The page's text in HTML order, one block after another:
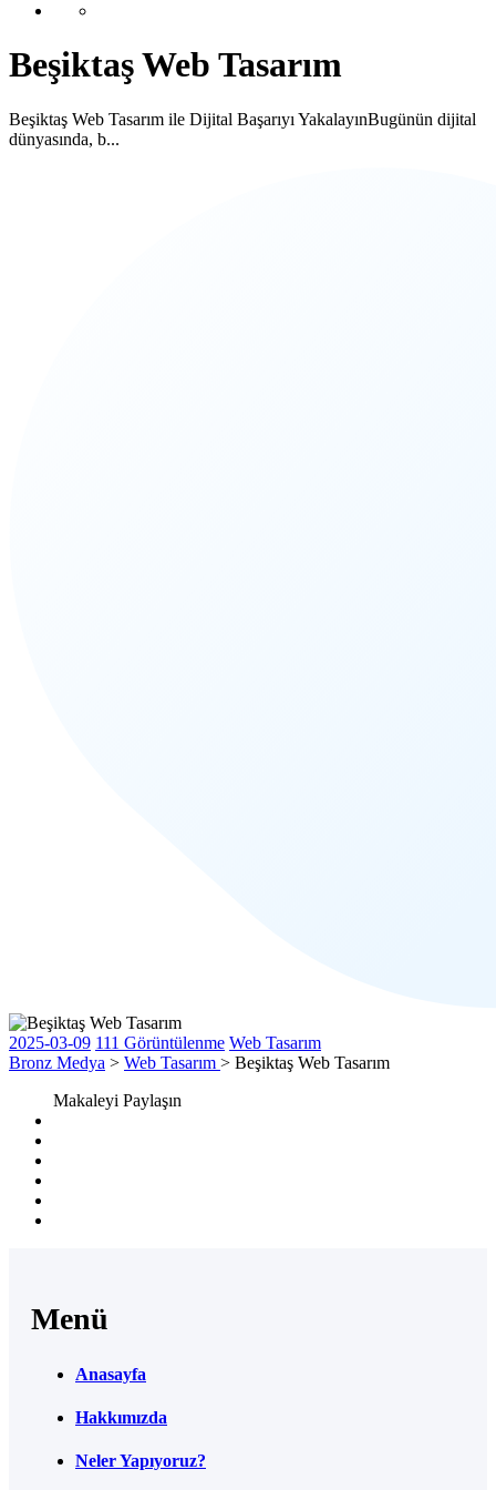
Beşiktaş Web Tasarım
Beşiktaş Web Tasarım ile Dijital Başarıyı YakalayınBugünün dijital
dünyasında, b...
2025-03-09 111 Görüntülenme Web Tasarım
Bronz Medya > Web Tasarım > Beşiktaş Web Tasarım
Makaleyi Paylaşın
Menü
Anasayfa
Hakkımızda
Neler Yapıyoruz?